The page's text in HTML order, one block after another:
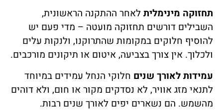
תחזוקה מינימלית לאחר ההתקנה הראשונית,
השבילים דורשים תחזוקה מועטה – מדי פעם יש
להוסיף חלוקים במקומות שהתרוקנו, ולנקות עלים
ולכלוך. אין צורך בצביעה, איטום או תיקונים מורכבים.
עמידות לאורך שנים חלוקי הנחל עמידים במיוחד
לתנאי מזג אוויר, לא נסדקים מקור או חום, ולא דוהים
מהשמש. הם נשארים יפים לאורך שנים רבות.